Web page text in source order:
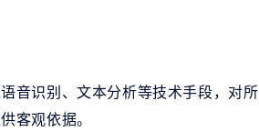
音识别、文本分析等技术手段，对所
客观依据。